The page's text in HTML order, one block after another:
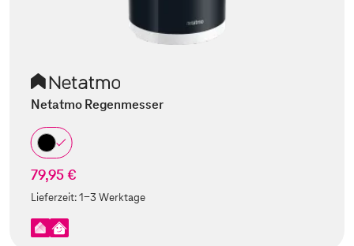
Netatmo Regenmesser
79,95 €
Lieferzeit:1-3 Werktage